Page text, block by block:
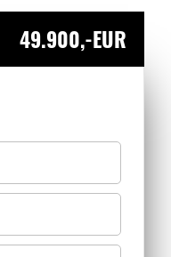
49.900,-EUR